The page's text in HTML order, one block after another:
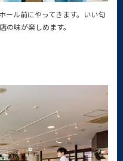
ール前にやってきます。いい匂
の味が楽しめます。